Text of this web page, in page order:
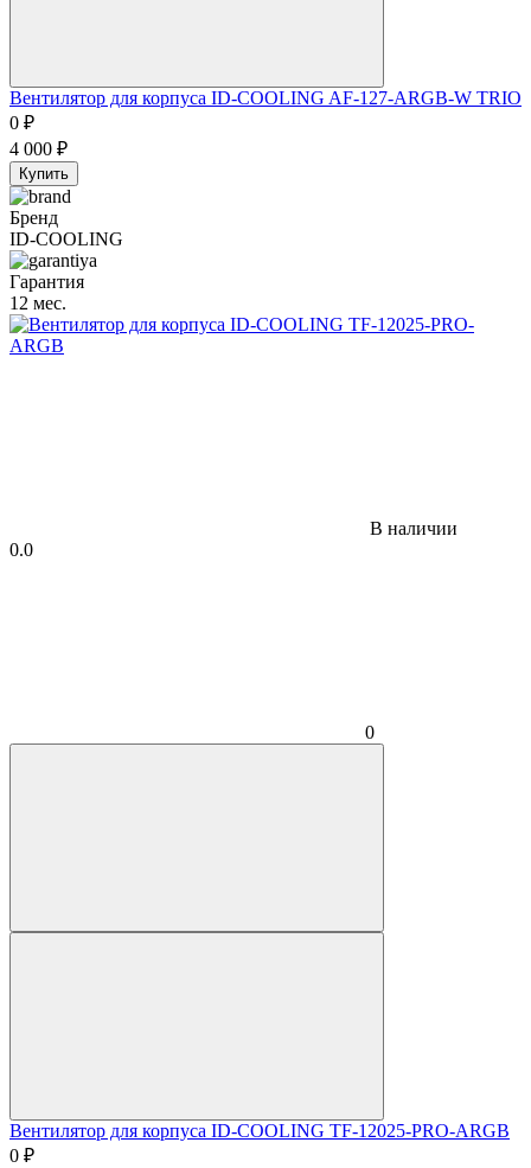
Вентилятор для корпуса ID-COOLING AF-127-ARGB-W TRIO
0 ₽
4 000 ₽
Купить
Бренд
ID-COOLING
Гарантия
12 мес.
В наличии
0.0
0
Вентилятор для корпуса ID-COOLING TF-12025-PRO-ARGB
0 ₽